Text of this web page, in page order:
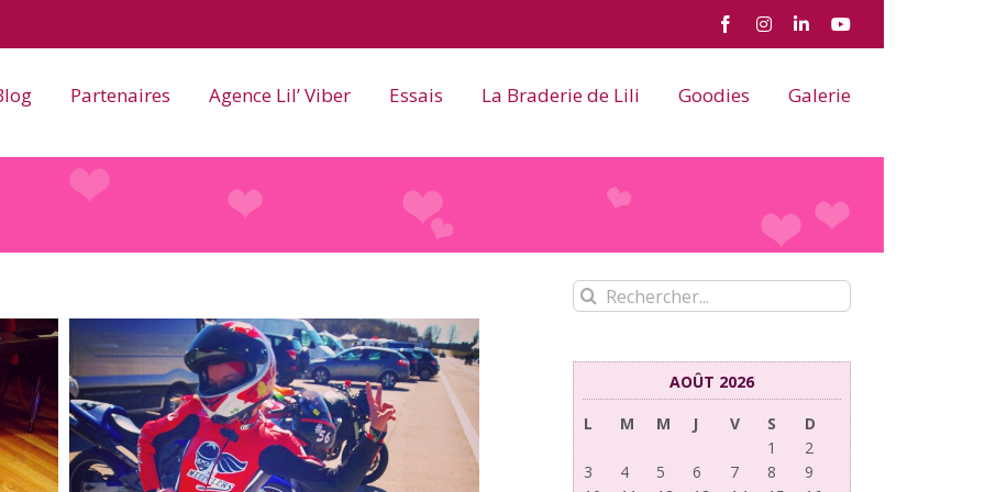
FacebookInstagram
LinkedInYouTube
Partenaires Agence Lil’ Viber Essais La Braderie de Lili Goodies Galerie
Rechercher:
AOÛT 2026
L
M M J V S
D
1
2
3
4 5 6 7 8
9